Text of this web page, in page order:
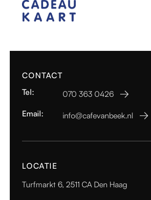
CONTACT
Tel:
070 363 0426 
Email: info@cafevanbeek.nl 
LOCATIE
Turfmarkt 6, 2511 CA Den Haag